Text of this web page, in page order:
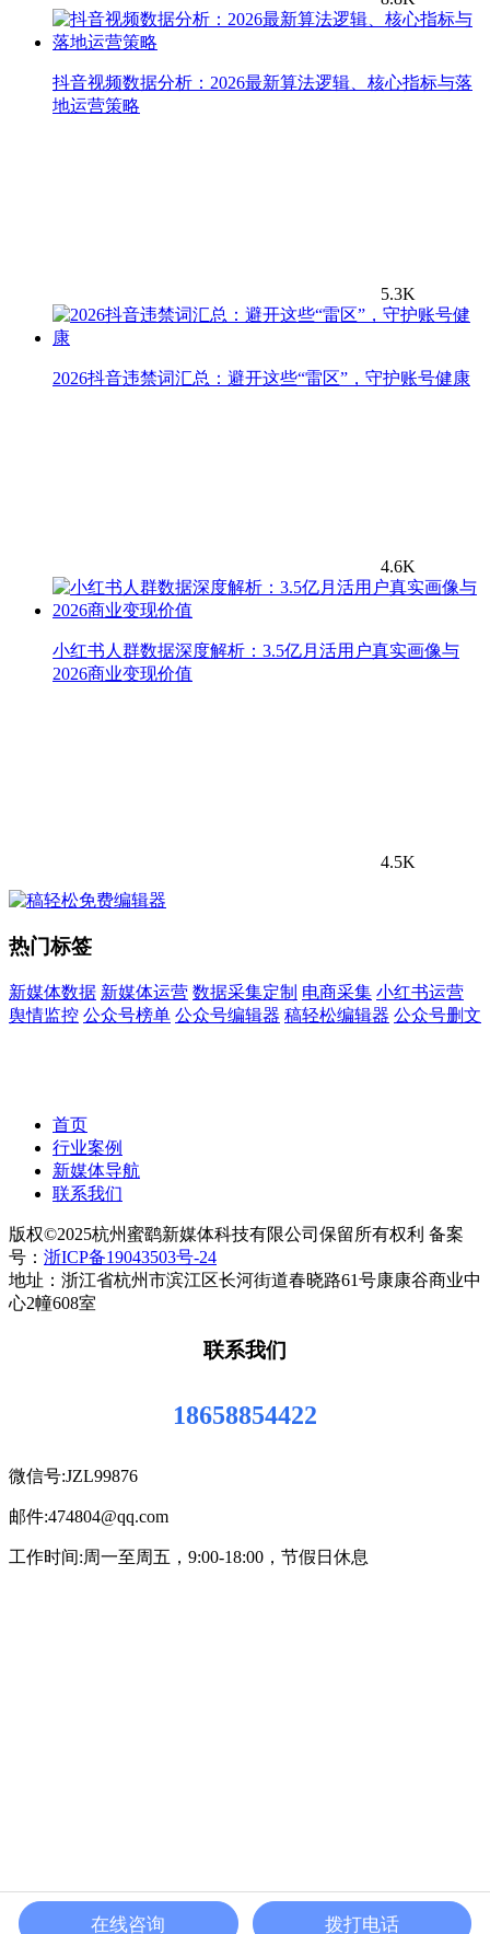
抖音视频数据分析：2026最新算法逻辑、核心指标与落
地运营策略
5.3K
2026抖音违禁词汇总：避开这些“雷区”，守护账号健康
4.6K
小红书人群数据深度解析：3.5亿月活用户真实画像与
2026商业变现价值
4.5K
热门标签
新媒体数据 新媒体运营 数据采集定制 电商采集 小红书运营
舆情监控 公众号榜单 公众号编辑器 稿轻松编辑器 公众号删文
首页
行业案例
新媒体导航
联系我们
版权©2025杭州蜜鹞新媒体科技有限公司保留所有权利 备案
号： 浙ICP备19043503号-24
地址：浙江省杭州市滨江区长河街道春晓路61号康康谷商业中
心2幢608室
联系我们
18658854422
微信号:JZL99876
邮件:474804@qq.com
工作时间:周一至周五，9:00-18:00，节假日休息
在线咨询 拨打电话